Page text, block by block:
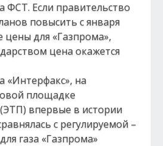
ФСТ. Если правительство
повысить с января
цены для «Газпрома»,
цена окажется
«Интерфакс», на
площадке
впервые в истории
с регулируемой –
газа «Газпрома»